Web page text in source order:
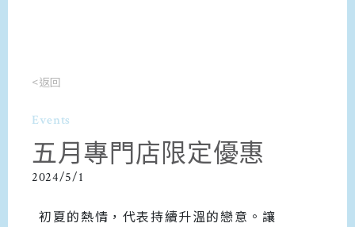
<返回
Events
五月專門店限定優惠
2024/5/1
初夏的熱情，代表持續升溫的戀意。讓